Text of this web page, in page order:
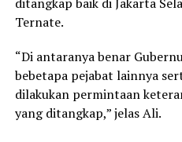
Ternate.
“Di antaranya benar
bebetapa pejabat lainnya
dilakukan permintaan
yang ditangkap,” jelas Ali.